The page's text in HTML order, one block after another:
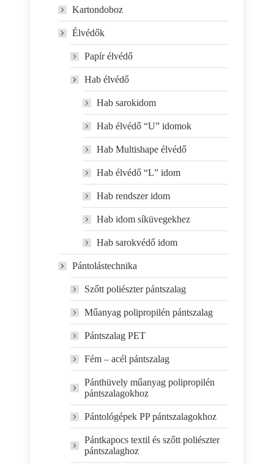
Kartondoboz
Élvédők
Papír élvédő
Hab élvédő
Hab sarokidom
Hab élvédő “U” idomok
Hab Multishape élvédő
Hab élvédő “L” idom
Hab rendszer idom
Hab idom síküvegekhez
Hab sarokvédő idom
Pántolástechnika
Szőtt poliészter pántszalag
Műanyag polipropilén pántszalag
Pántszalag PET
Fém – acél pántszalag
Pánthüvely műanyag polipropilén
pántszalagokhoz
Pántológépek PP pántszalagokhoz
Pántkapocs textil és szőtt poliészter
pántszalaghoz